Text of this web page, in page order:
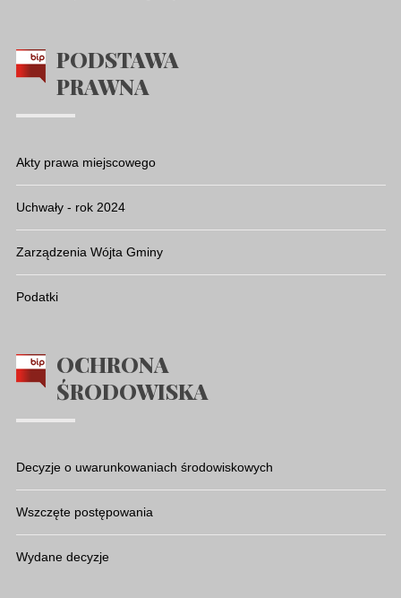
PODSTAWA
PRAWNA
Akty prawa miejscowego
Uchwały - rok 2024
Zarządzenia Wójta Gminy
Podatki
OCHRONA
ŚRODOWISKA
Decyzje o uwarunkowaniach środowiskowych
Wszczęte postępowania
Wydane decyzje